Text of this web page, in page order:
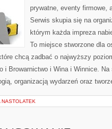
prywatne, eventy firmowe,
Serwis skupia się na
którym każda impreza
To miejsce stworzone dla
chcą zadbać o najwyższy
i Browarnictwo i Wina i Winnice.
organizacją wydarzeń oraz